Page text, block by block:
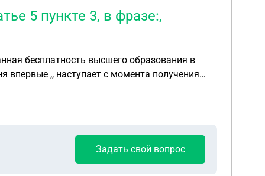
5 пункте 3, в фразе:,
впервые ,, наступает с момента получения
Задать свой вопрос